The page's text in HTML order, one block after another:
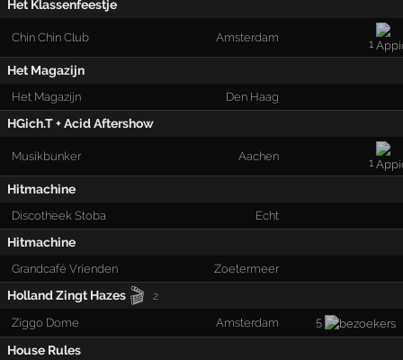
Het Klassenfeestje
Chin Chin Club Amsterdam 1
Het Magazijn
Het Magazijn Den Haag
HGich.T + Acid Aftershow
Musikbunker Aachen 1
Hitmachine
Discotheek Stoba Echt
Hitmachine
Grandcafé Vrienden Zoetermeer
Holland Zingt Hazes 🎬 2
Ziggo Dome Amsterdam 5
House Rules